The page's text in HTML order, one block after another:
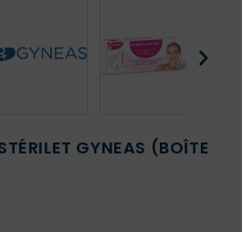
GYNEAS (BOÎTE